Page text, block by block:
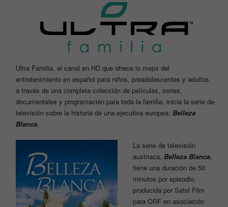
Ultra Familia, el canal en HD que ofrece lo mejor del
entretenimiento en español para niños, preadolescentes y adultos,
a través de una completa colección de películas, series,
documentales y programación para toda la familia, inicia la serie de
televisión sobre la historia de una ejecutiva europea:Belleza
Blanca.
La serie de televisión
austriaca, Belleza Blanca,
tiene una duración de 50
minutos por episodio,
producida por Satel Film
para ORF en asociación